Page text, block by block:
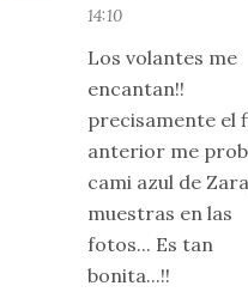
14:10
Los volantes me
encantan!!
precisamente el
anterior me
cami azul de
muestras en las
fotos... Es tan
bonita...!!